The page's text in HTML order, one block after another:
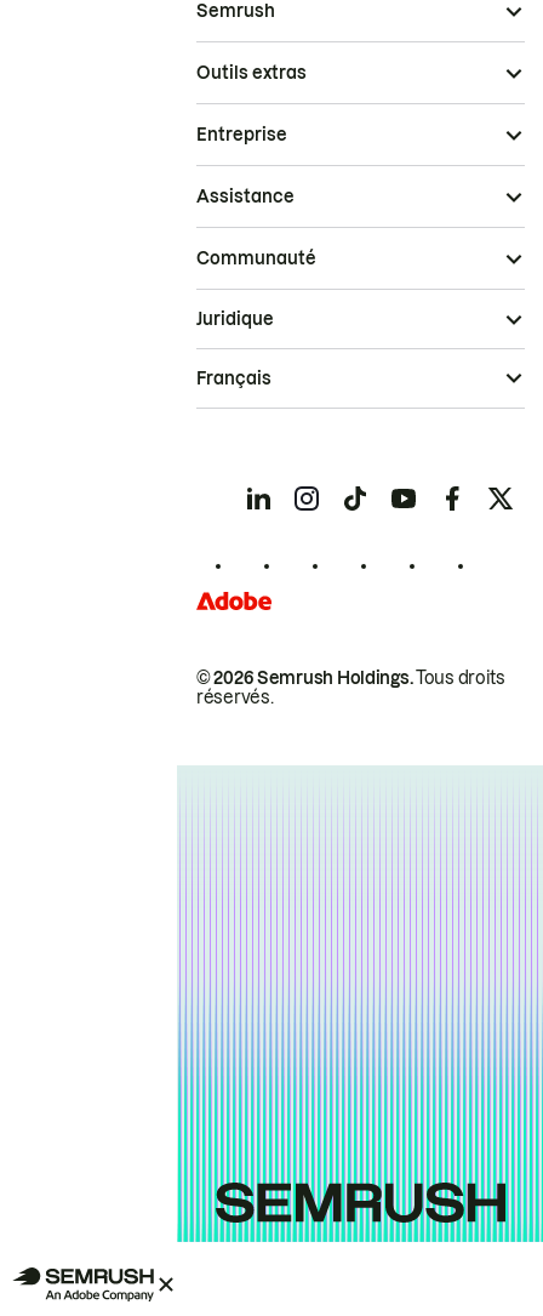
Semrush
Outils extras
Entreprise
Assistance
Communauté
© 2026 Semrush Holdings.Tous droits
réservés.
Juridique
Français